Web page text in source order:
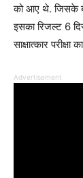
को आए थे. जिसके
इसका रिजल्ट 6
साक्षात्कार
Advertisement